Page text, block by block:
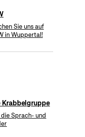
Sie uns auf
in Wuppertal!
Krabbelgruppe
Sprach- und